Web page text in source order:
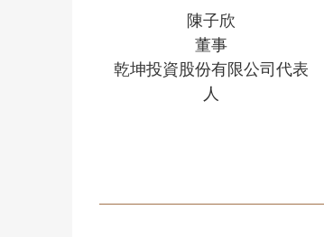
陳子欣
董事
乾坤投資股份有限公司代表
人